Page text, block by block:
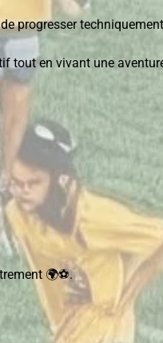
progresser
tout en vivant une
🌍⚽.